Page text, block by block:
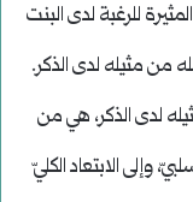
للرغبة لدى البنت
من مثيله لدى الذكر.
لدى الذكر، هي من
وإلى الابتعاد الكليّ